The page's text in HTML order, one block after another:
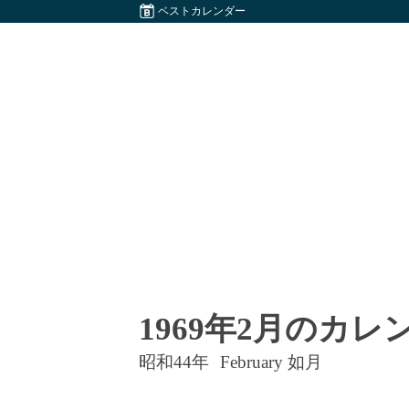
ベストカレンダー
1969年2月のカレ
昭和44年 February 如月